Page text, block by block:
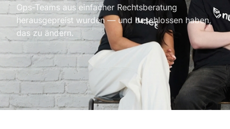
Ops-Teams aus einfacher Rechtsberatung
herausgepreist wurden — und beschlossen haben,
das zu ändern.